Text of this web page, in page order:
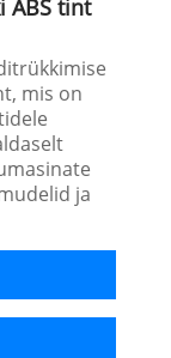
ABS tint
mis on
ja